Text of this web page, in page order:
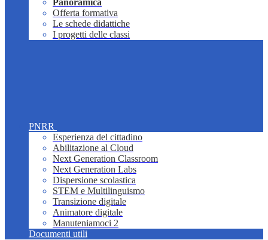
Panoramica
Offerta formativa
Le schede didattiche
I progetti delle classi
PNRR
Esperienza del cittadino
Abilitazione al Cloud
Next Generation Classroom
Next Generation Labs
Dispersione scolastica
STEM e Multilinguismo
Transizione digitale
Animatore digitale
Manuteniamoci 2
Documenti utili